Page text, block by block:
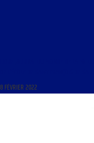
8 FÉVRIER 2022